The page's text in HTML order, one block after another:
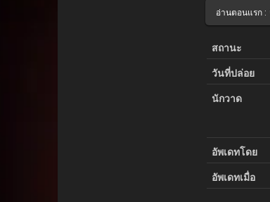
อ่านตอนแรก :
สถานะ
วันที่ปล่อย
นักวาด
อัพเดทโดย
อัพเดทเมื่อ